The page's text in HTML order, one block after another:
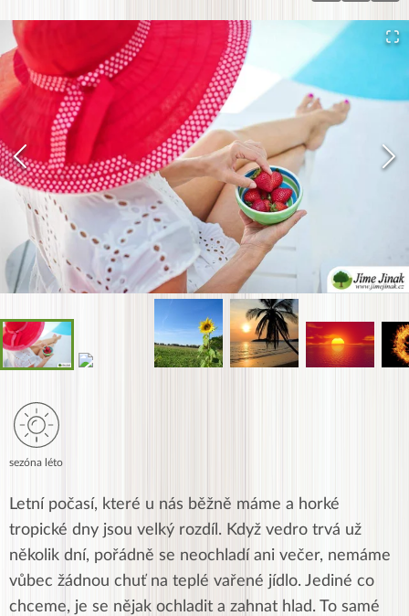
sezóna léto
Letní počasí, které u nás běžně máme a horké
tropické dny jsou velký rozdíl. Když vedro trvá už
několik dní, pořádně se neochladí ani večer, nemáme
vůbec žádnou chuť na teplé vařené jídlo. Jediné co
chceme, je se nějak ochladit a zahnat hlad. To samé